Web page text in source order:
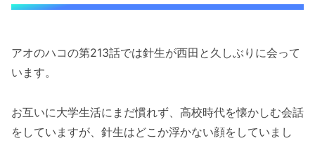
アオのハコの第213話では針生が西田と久しぶりに会って
います。
お互いに大学生活にまだ慣れず、高校時代を懐かしむ会話
をしていますが、針生はどこか浮かない顔をしていまし